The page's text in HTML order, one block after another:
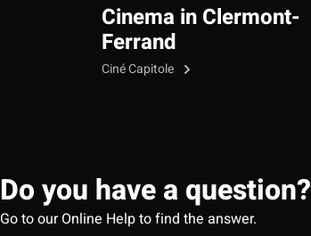
Cinema in Clermont-
Ferrand
Ciné Capitole
Do you have a question?
Go to our Online Help to find the answer.